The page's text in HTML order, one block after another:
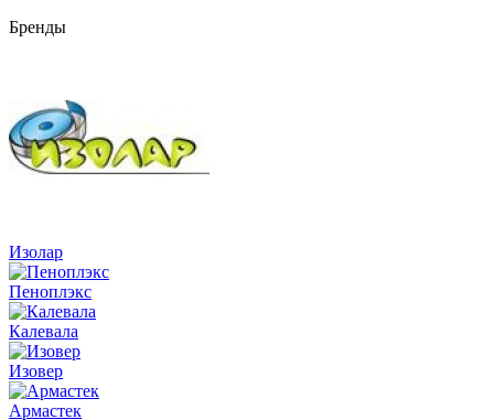
Бренды
Изолар
Пеноплэкс
Калевала
Изовер
Армастек